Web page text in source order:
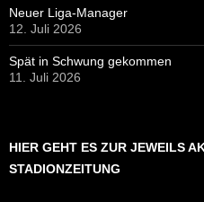
Neuer Liga-Manager
12. Juli 2026
Spät in Schwung gekommen
11. Juli 2026
HIER GEHT ES ZUR JEWEILS
STADIONZEITUNG